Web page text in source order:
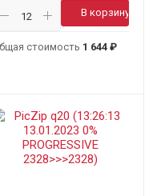
В корзину
стоимость 1 644 ₽